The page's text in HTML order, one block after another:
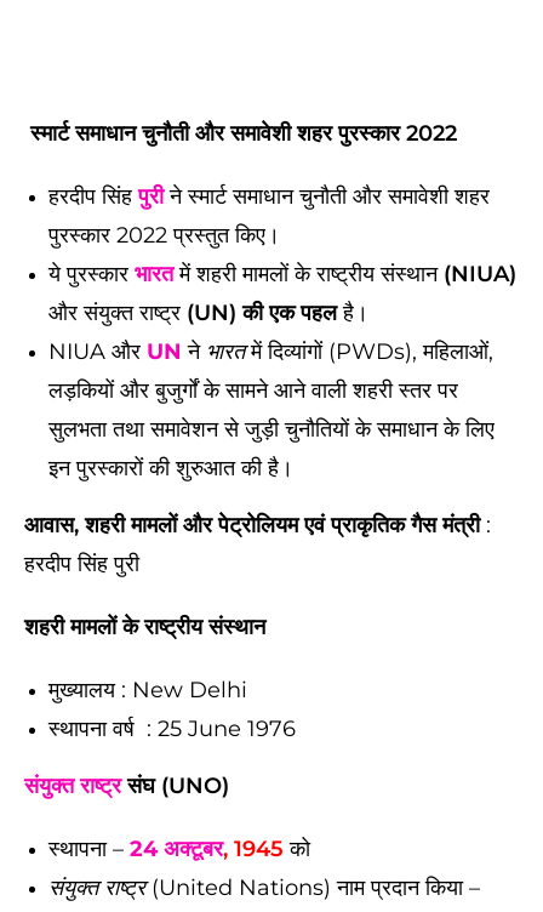
स्मार्ट समाधान चुनौती और समावेशी शहर पुरस्कार 2022
हरदीप सिंहपुरीने स्मार्ट समाधान चुनौती और समावेशी शहर
पुरस्कार 2022 प्रस्तुत किए।
ये पुरस्कार भारतमें शहरी मामलों के राष्ट्रीय संस्थान (NIUA)
और संयुक्त राष्ट्र (UN) की एक पहलहै।
NIUA और UN ने भारतमें दिव्यांगों (PWDs), महिलाओं,
लड़कियों और बुजुर्गों के सामने आने वाली शहरी स्तर पर
सुलभता तथा समावेशन से जुड़ी चुनौतियों के समाधान के लिए
इन पुरस्कारों की शुरुआत की है।
आवास, शहरी मामलों और पेट्रोलियम एवं प्राकृतिक गैस मंत्री:
हरदीप सिंह पुरी
शहरी मामलों के राष्ट्रीय संस्थान
मुख्यालय : New Delhi
स्थापना वर्ष : 25 June 1976
संयुक्त राष्ट्रसंघ (UNO)
स्थापना – 24 अक्टूबर, 1945 को
संयुक्त राष्ट्र(United Nations) नाम प्रदान किया –